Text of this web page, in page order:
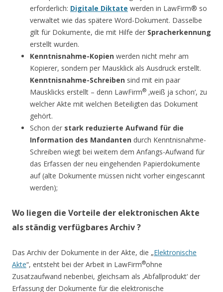
erforderlich: Digitale Diktate werden in LawFirm® so
verwaltet wie das spätere Word-Dokument. Dasselbe
gilt für Dokumente, die mit Hilfe der Spracherkennung
erstellt wurden.
Kenntnisnahme-Kopien werden nicht mehr am
Kopierer, sondern per Mausklick als Ausdruck erstellt.
Kenntnisnahme-Schreiben sind mit ein paar
Mausklicks erstellt – denn LawFirm® ‚weiß ja schon‘, zu
welcher Akte mit welchen Beteiligten das Dokument
gehört.
Schon der stark reduzierte Aufwand für die
Information des Mandanten durch Kenntnisnahme-
Schreiben wiegt bei weitem dem Anfangs-Aufwand für
das Erfassen der neu eingehenden Papierdokumente
auf (alte Dokumente müssen nicht vorher eingescannt
werden);
Wo liegen die Vorteile der elektronischen Akte
als ständig verfügbares Archiv ?
Das Archiv der Dokumente in der Akte, die „Elektronische
Akte“, entsteht bei der Arbeit in LawFirm®ohne
Zusatzaufwand nebenbei, gleichsam als ‚Abfallprodukt‘ der
Erfassung der Dokumente für die elektronische